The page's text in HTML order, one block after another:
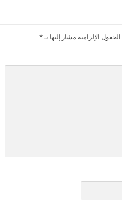
الحقول الإلزامية مشار إليها بـ*